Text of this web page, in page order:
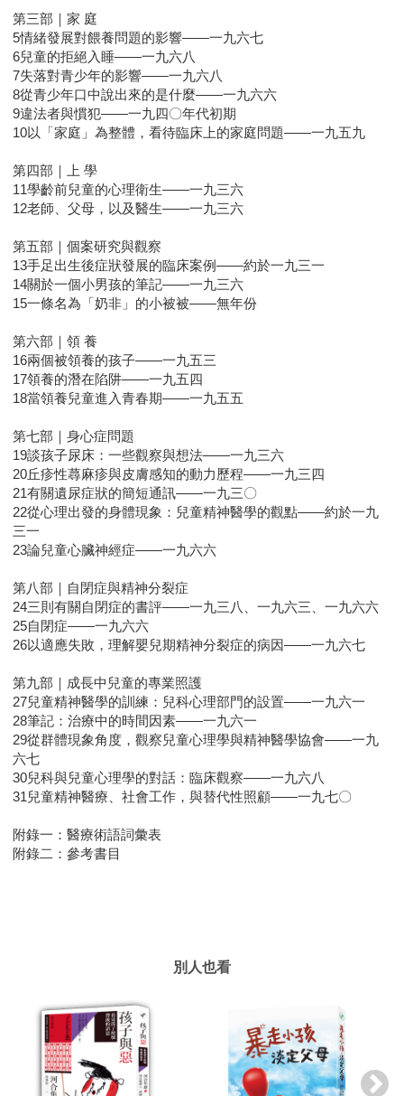
第三部｜家 庭
5情緒發展對餵養問題的影響——一九六七
6兒童的拒絕入睡——一九六八
7失落對青少年的影響——一九六八
8從青少年口中說出來的是什麼——一九六六
9違法者與慣犯——一九四〇年代初期
10以「家庭」為整體，看待臨床上的家庭問題——一九五九
第四部｜上 學
11學齡前兒童的心理衛生——一九三六
12老師、父母，以及醫生——一九三六
第五部｜個案研究與觀察
13手足出生後症狀發展的臨床案例——約於一九三一
14關於一個小男孩的筆記——一九三六
15一條名為「奶非」的小被被——無年份
第六部｜領 養
16兩個被領養的孩子——一九五三
17領養的潛在陷阱——一九五四
18當領養兒童進入青春期——一九五五
第七部｜身心症問題
19談孩子尿床：一些觀察與想法——一九三六
20丘疹性蕁麻疹與皮膚感知的動力歷程——一九三四
21有關遺尿症狀的簡短通訊——一九三〇
22從心理出發的身體現象：兒童精神醫學的觀點——約於一九
三一
23論兒童心臟神經症——一九六六
第八部｜自閉症與精神分裂症
24三則有關自閉症的書評——一九三八、一九六三、一九六六
25自閉症——一九六六
26以適應失敗，理解嬰兒期精神分裂症的病因——一九六七
第九部｜成長中兒童的專業照護
27兒童精神醫學的訓練：兒科心理部門的設置——一九六一
28筆記：治療中的時間因素——一九六一
29從群體現象角度，觀察兒童心理學與精神醫學協會——一九
六七
30兒科與兒童心理學的對話：臨床觀察——一九六八
31兒童精神醫療、社會工作，與替代性照顧——一九七〇
附錄一：醫療術語詞彙表
附錄二：參考書目
別人也看